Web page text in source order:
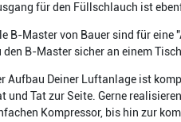
für den Füllschlauch ist
B-Master von Bauer sind für
den B-Master sicher an einem
Aufbau Deiner Luftanlage ist
und Tat zur Seite. Gerne
Kompressor, bis hin zur